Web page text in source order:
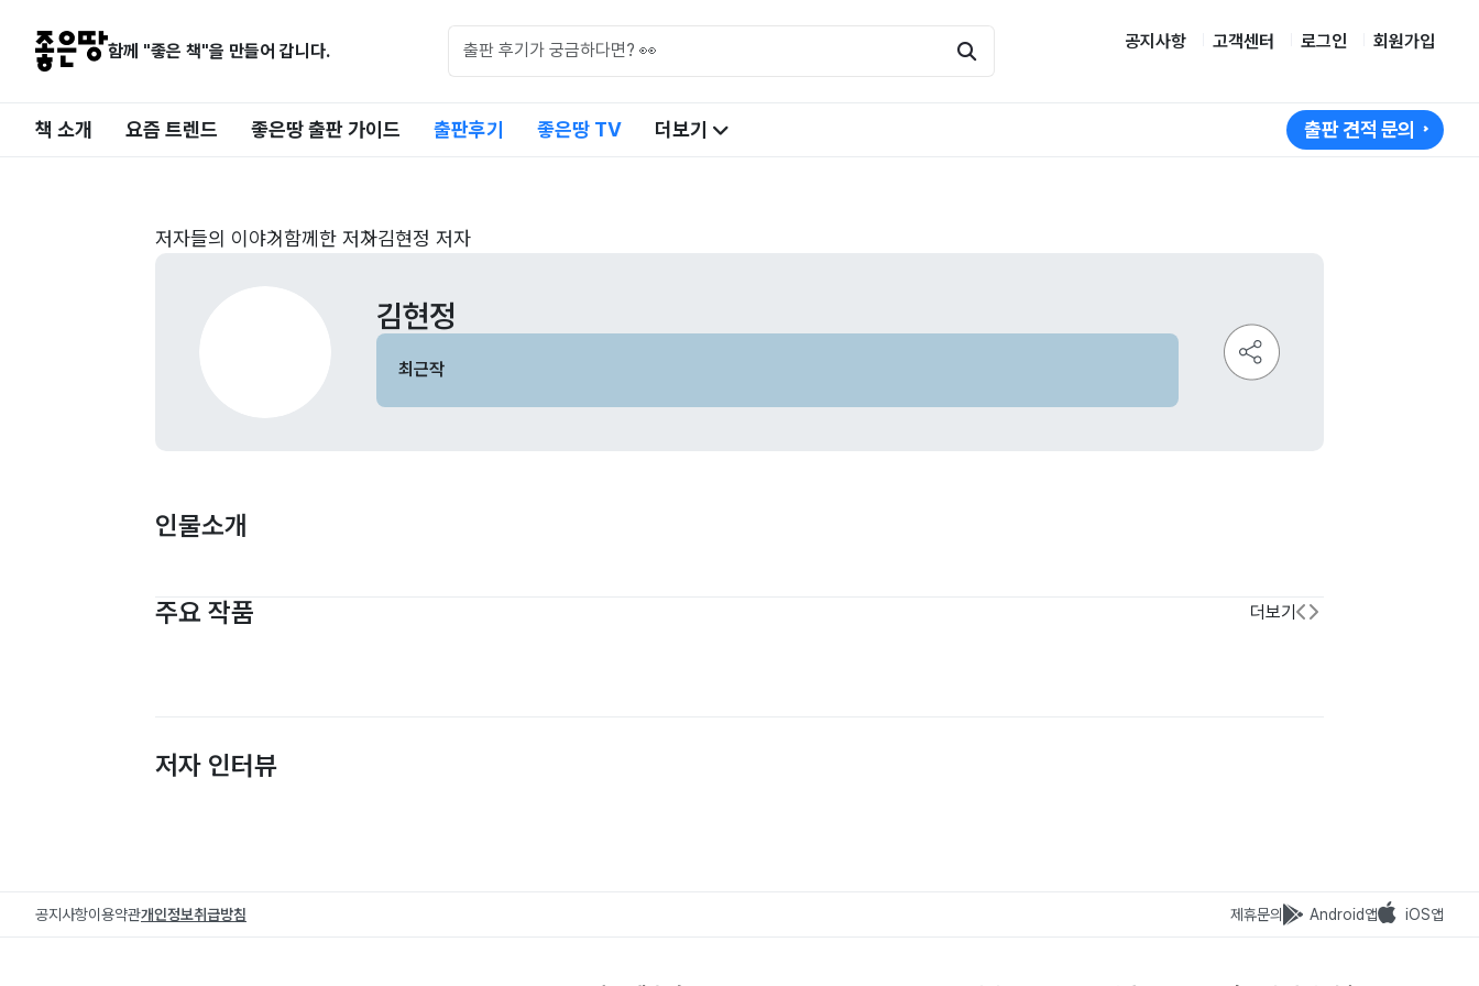
함께 "좋은 책"을 만들어 갑니다. 공지사항 고객센터 로그인 회원가입
책 소개 요즘 트렌드 좋은땅 출판 가이드 출판후기 좋은땅 TV 더보기 출판 견적 문의
저자들의 이야기 함께한 저자김현정 저자
김현정
최근작
인물소개
주요 작품 더보기
저자 인터뷰
공지사항이용약관개인정보취급방침 제휴문의 Android앱 iOS앱